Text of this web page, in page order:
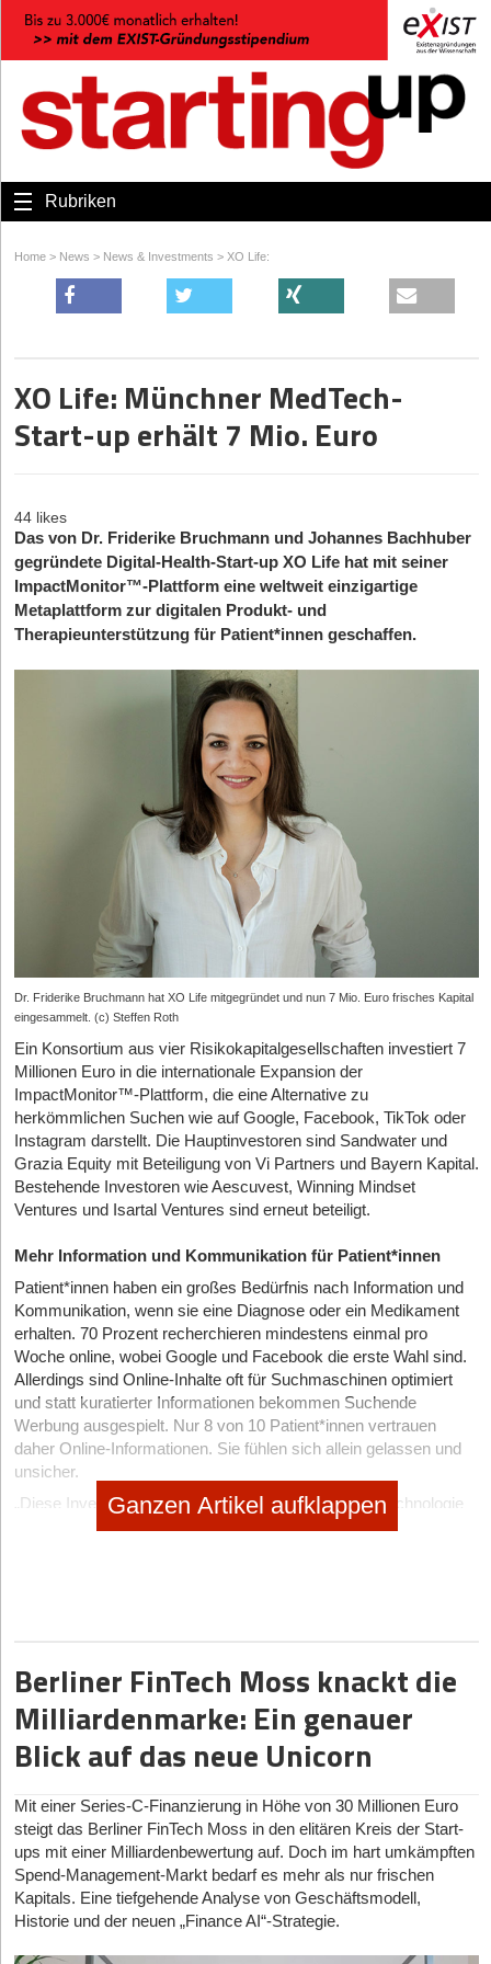
Rubriken
Home > News > News & Investments > XO Life:
XO Life: Münchner MedTech-
Start-up erhält 7 Mio. Euro
44 likes
Das von Dr. Friderike Bruchmann und Johannes Bachhuber
gegründete Digital-Health-Start-up XO Life hat mit seiner
ImpactMonitor™-Plattform eine weltweit einzigartige
Metaplattform zur digitalen Produkt- und
Therapieunterstützung für Patient*innen geschaffen.
Dr. Friderike Bruchmann hat XO Life mitgegründet und nun 7 Mio. Euro frisches Kapital
eingesammelt. (c) Steffen Roth
Ein Konsortium aus vier Risikokapitalgesellschaften investiert 7
Millionen Euro in die internationale Expansion der
ImpactMonitor™-Plattform, die eine Alternative zu
herkömmlichen Suchen wie auf Google, Facebook, TikTok oder
Instagram darstellt. Die Hauptinvestoren sind Sandwater und
Grazia Equity mit Beteiligung von Vi Partners und Bayern Kapital.
Bestehende Investoren wie Aescuvest, Winning Mindset
Ventures und Isartal Ventures sind erneut beteiligt.
Mehr Information und Kommunikation für Patient*innen
Patient*innen haben ein großes Bedürfnis nach Information und
Kommunikation, wenn sie eine Diagnose oder ein Medikament
erhalten. 70 Prozent recherchieren mindestens einmal pro
Woche online, wobei Google und Facebook die erste Wahl sind.
Allerdings sind Online-Inhalte oft für Suchmaschinen optimiert
und statt kuratierter Informationen bekommen Suchende
Werbung ausgespielt. Nur 8 von 10 Patient*innen vertrauen
daher Online-Informationen. Sie fühlen sich allein gelassen und
unsicher.
„Diese Investition wird es uns ermöglichen, unsere Technologie
ImpactMonitor™: Meta-Plattform für digitale
Patient*innenunterstützung
XO Lifemit Sitz im Münchner Technologiezentrum
Meta-Plattform entwickelt, die als digitale Begleiterin für
Therapien und Krankheiten dient. Die Plattform versorgt
Patient*innen mit verifizierten medizinischen Informationen,
sammelt Feedback, sogenannte von Patient*innen berichtete
Ergebnisse, bietet reale Einblicke von anderen Betroffenen und
ermöglicht Austausch sowie medizinische Unterstützung.
Pharma- und MedTech-Hersteller*innen sowie andere
Akteur*innen des Gesundheitswesens bieten spezifische
Ganzen Artikel aufklappen
Berliner FinTech Moss knackt die
Milliardenmarke: Ein genauer
Blick auf das neue Unicorn
Mit einer Series-C-Finanzierung in Höhe von 30 Millionen Euro
steigt das Berliner FinTech Moss in den elitären Kreis der Start-
ups mit einer Milliardenbewertung auf. Doch im hart umkämpften
Spend-Management-Markt bedarf es mehr als nur frischen
Kapitals. Eine tiefgehende Analyse von Geschäftsmodell,
Historie und der neuen „Finance AI“-Strategie.